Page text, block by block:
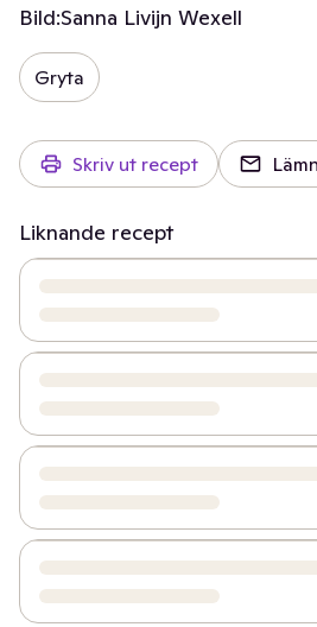
Bild:Sanna Livijn Wexell
Gryta
Skriv ut recept
Liknande recept